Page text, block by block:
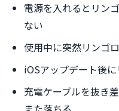
電源を入れるとリン
ない
使用中に突然リンゴ
iOSアップデート後
充電ケーブルを抜き